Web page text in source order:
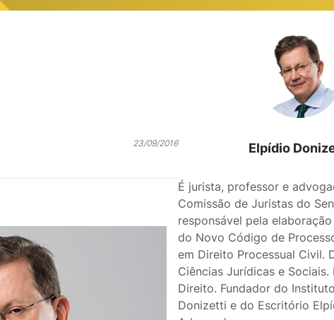
23/09/2016 Elpídio
É jurista, professor e
Comissão de Juristas do
responsável pela
do Novo Código de
em Direito Processual Civil.
Ciências Jurídicas e
Direito. Fundador do
Donizetti e do Escritório